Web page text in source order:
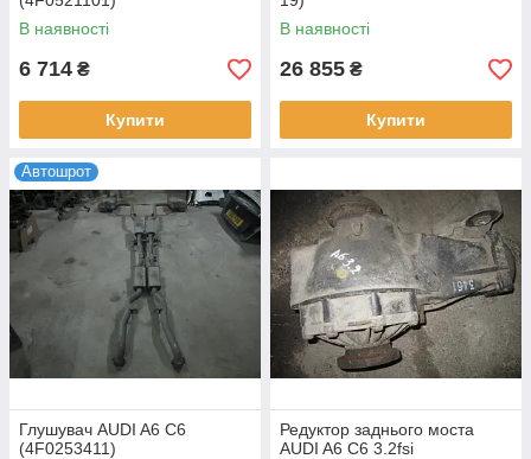
В наявності
6 714 ₴
Купити
В наявності
26 855 ₴
Купити
Автошрот
Глушувач AUDI A6 C6
(4F0253411)
Редуктор заднього моста
AUDI A6 C6 3.2fsi